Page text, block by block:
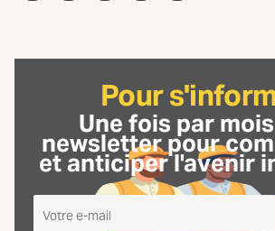
Pour
Une fois par
newsletterpour
et anticiper l'avenir
m'inscris